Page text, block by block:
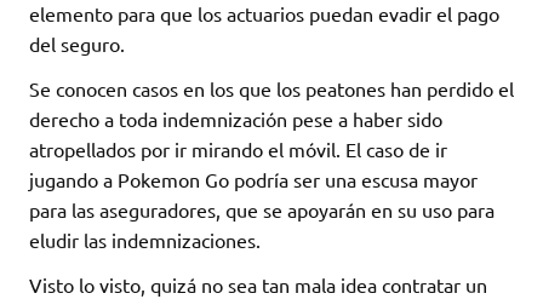
elemento para que los actuarios puedan evadir el pago
del seguro.
Se conocen casos en los que los peatones han perdido el
derecho a toda indemnización pese a haber sido
atropellados por ir mirando el móvil. El caso de ir
jugando a Pokemon Go podría ser una escusa mayor
para las aseguradores, que se apoyarán en su uso para
eludir las indemnizaciones.
Visto lo visto, quizá no sea tan mala idea contratar un